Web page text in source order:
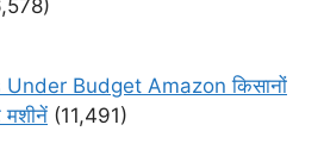
Budget Amazon किसानों
(11,491)